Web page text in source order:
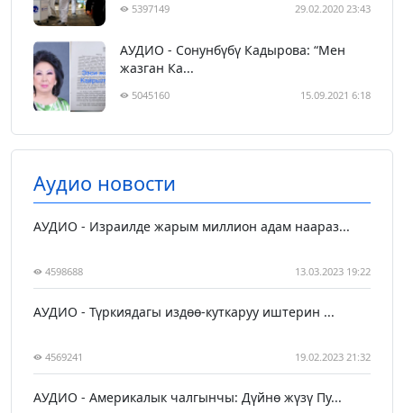
5397149 29.02.2020 23:43
АУДИО - Сонунбүбү Кадырова: “Мен
жазган Ка...
5045160 15.09.2021 6:18
Аудио новости
АУДИО - Израилде жарым миллион адам наараз...
4598688 13.03.2023 19:22
АУДИО - Түркиядагы издөө-куткаруу иштерин ...
4569241 19.02.2023 21:32
АУДИО - Америкалык чалгынчы: Дүйнө жүзү Пу...